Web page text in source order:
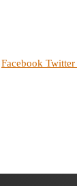
Facebook Twitter